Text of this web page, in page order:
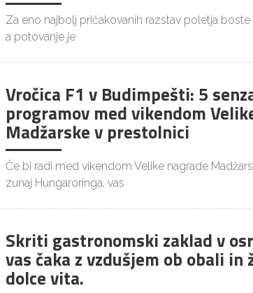
Za eno najbolj pričakovanih razstav poletja
a potovanje je
Vročica F1 v Budimpešti: 5
programov med vikendom
Madžarske v prestolnici
Če bi radi med vikendom Velike nagrade
zunaj Hungaroringa, vas
Skriti gastronomski zaklad v
vas čaka z vzdušjem ob obali
dolce vita.